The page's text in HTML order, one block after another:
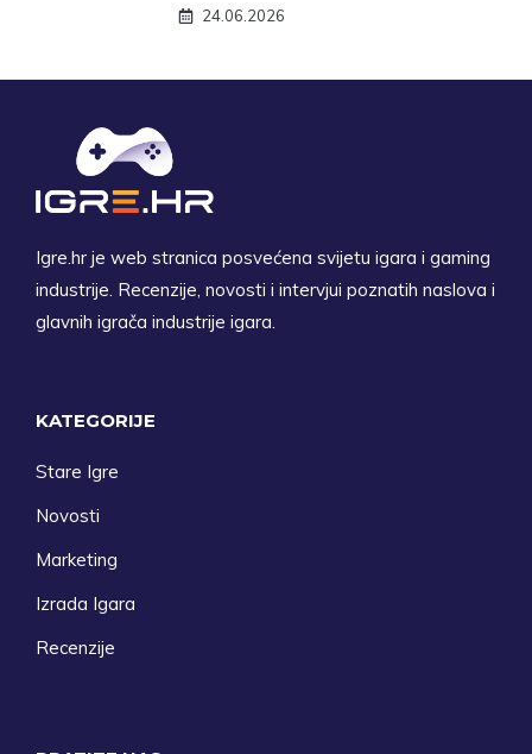
24.06.2026
Igre.hr je web stranica posvećena svijetu igara i gaming
industrije. Recenzije, novosti i intervjui poznatih naslova i
glavnih igrača industrije igara.
KATEGORIJE
Stare Igre
Novosti
Marketing
Izrada Igara
Recenzije